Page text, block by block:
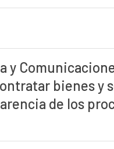
y
bienes y
de los